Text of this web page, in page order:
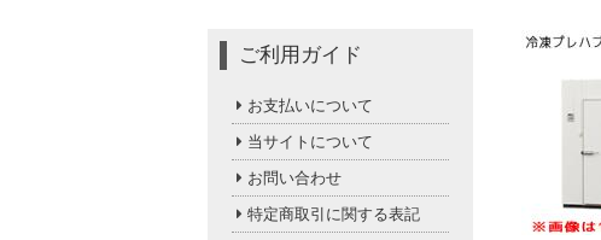
ご利用ガイド
お支払いについて
当サイトについて
お問い合わせ
特定商取引に関する表記